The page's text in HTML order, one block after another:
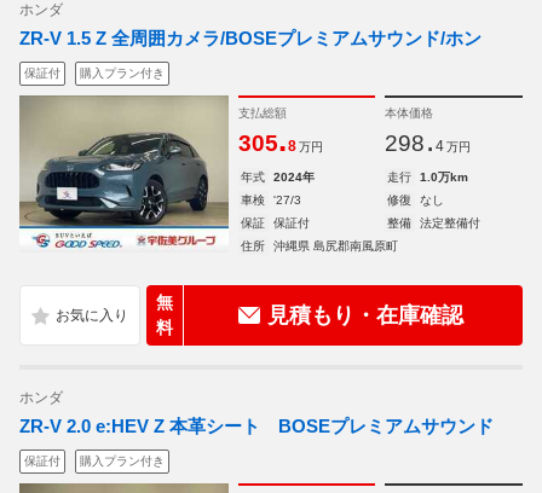
ホンダ
ZR-V 1.5 Z 全周囲カメラ/BOSEプレミアムサウンド/ホン
保証付 購入プラン付き
支払総額
305.8 万円
本体価格
298. 4 万円
年式 2024年 走行
1.0万km
車検
'27/3 修復
なし
保証
保証付 整備
法定整備付
住所
沖縄県 島尻郡南風原町
無
料
見積もり・在庫確認
ホンダ
ZR-V 2.0 e:HEV Z 本革シート BOSEプレミアムサウンド
保証付 購入プラン付き